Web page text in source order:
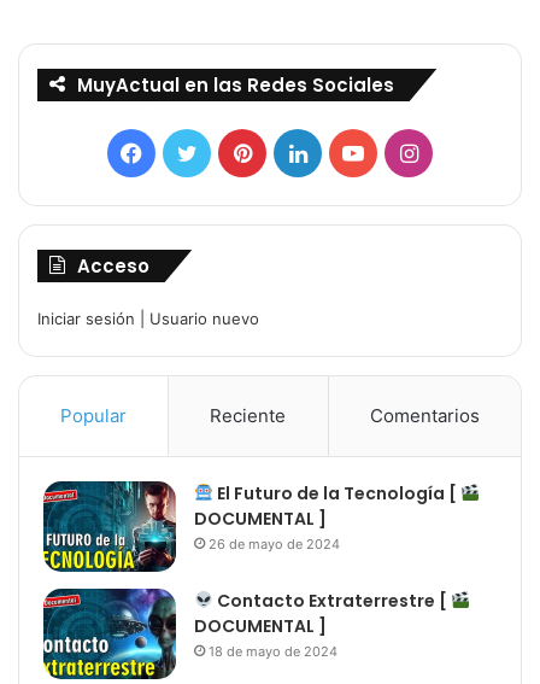
MuyActual en las Redes Sociales
Facebook
TwitterPinterestLinkedInYouTubeInstagram
Acceso
Iniciar sesión Usuario nuevo
Popular Reciente Comentarios
El Futuro de la Tecnología [
DOCUMENTAL ]
26 de mayo de 2024
Contacto Extraterrestre [
DOCUMENTAL ]
18 de mayo de 2024